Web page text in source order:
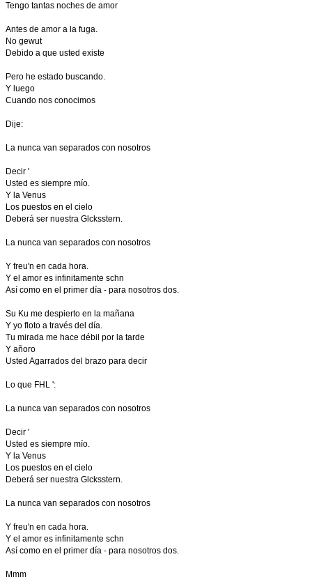
Tengo tantas noches de amor
Antes de amor a la fuga.
No gewut
Debido a que usted existe
Pero he estado buscando.
Y luego
Cuando nos conocimos
Dije:
La nunca van separados con nosotros
Decir '
Usted es siempre mío.
Y la Venus
Los puestos en el cielo
Deberá ser nuestra Glcksstern.
La nunca van separados con nosotros
Y freu'n en cada hora.
Y el amor es infinitamente schn
Así como en el primer día - para nosotros dos.
Su Ku me despierto en la mañana
Y yo floto a través del día.
Tu mirada me hace débil por la tarde
Y añoro
Usted Agarrados del brazo para decir
Lo que FHL ':
La nunca van separados con nosotros
Decir '
Usted es siempre mío.
Y la Venus
Los puestos en el cielo
Deberá ser nuestra Glcksstern.
La nunca van separados con nosotros
Y freu'n en cada hora.
Y el amor es infinitamente schn
Así como en el primer día - para nosotros dos.
Mmm